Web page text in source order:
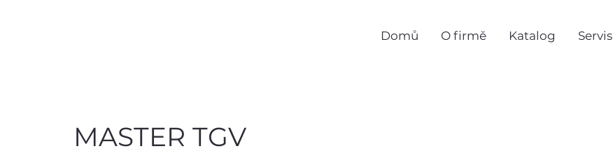
Domů O firmě Katalog Servis
MASTER TGV